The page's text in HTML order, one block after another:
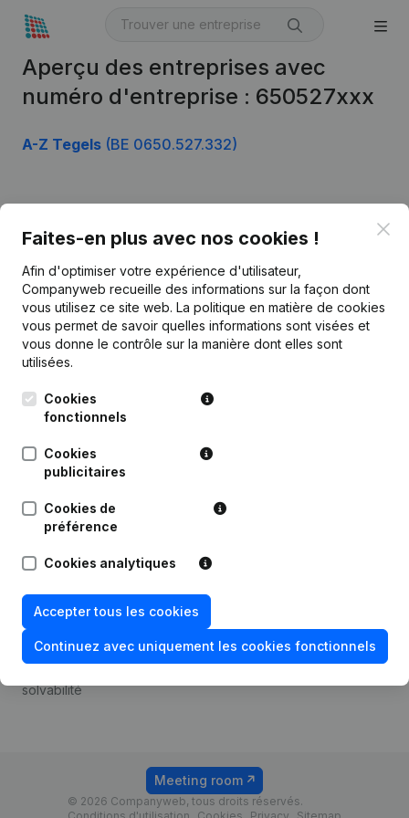
Aperçu des entreprises avec
numéro d'entreprise : 650527xxx
A-Z Tegels (BE 0650.527.332)
Faites-en plus avec nos cookies !
Afin d'optimiser votre expérience d'utilisateur,
Companyweb recueille des informations sur la façon dont
vous utilisez ce site web. La politique en matière de cookies
vous permet de savoir quelles informations sont visées et
vous donne le contrôle sur la manière dont elles sont
utilisées.
Cookies
fonctionnels
Cookies
publicitaires
Cookies de
préférence
Cookies analytiques
Accepter tous les cookies
Continuez avec uniquement les cookies fonctionnels
Français
Kantorenpark Everest
Leuvensesteenweg
1800 Vilvoorde
Informations d’entreprise
Monitoring
Recherche internationale
Prospection
Compliance et prévention
de la fraude
Consulter des comptes
Recherche de numéro de
TVA
solvabilité
Tarifs
© 2026 Companyweb, tous droits réservés.
Meeting room